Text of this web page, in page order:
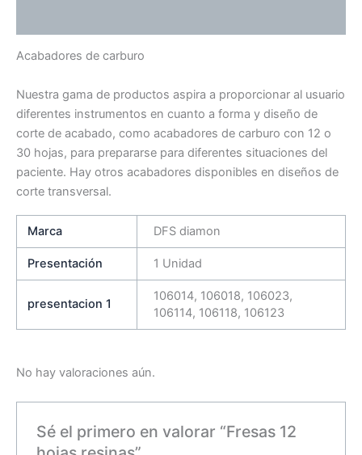
Acabadores de carburo
Nuestra gama de productos aspira a proporcionar al usuario
diferentes instrumentos en cuanto a forma y diseño de
corte de acabado, como acabadores de carburo con 12 o
30 hojas, para prepararse para diferentes situaciones del
paciente. Hay otros acabadores disponibles en diseños de
corte transversal.
Marca DFS diamon
Presentación 1 Unidad
presentacion 1
106014, 106018, 106023,
106114, 106118, 106123
No hay valoraciones aún.
Sé el primero en valorar “Fresas 12